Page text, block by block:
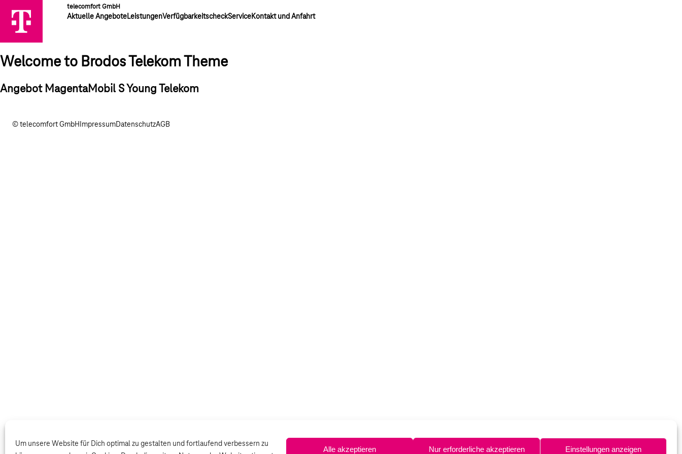
Um unsere Website für Dich optimal zu gestalten und fortlaufend verbessern zu
Alle akzeptieren Nur erforderliche akzeptieren Einstellungen anzeigen
telecomfort GmbH
Aktuelle AngeboteLeistungenVerfügbarkeitscheckServiceKontakt und Anfahrt
Welcome to Brodos Telekom Theme
Angebot MagentaMobil S Young Telekom
© telecomfort GmbH ImpressumDatenschutzAGB